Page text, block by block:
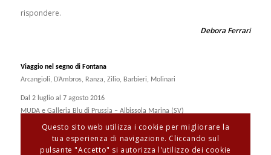
rispondere.
Debora Ferrari
Viaggio nel segno di Fontana
Arcangioli, D’Ambros, Ranza, Zilio, Barbieri, Molinari
Dal 2 luglio al 7 agosto 2016
MUDA e Galleria Blu di Prussia – Albissola Marina (SV)
Questo sito web utilizza i cookie per migliorare la
tua esperienza di navigazione. Cliccando sul
pulsante "Accetto" si autorizza l'utilizzo dei cookie